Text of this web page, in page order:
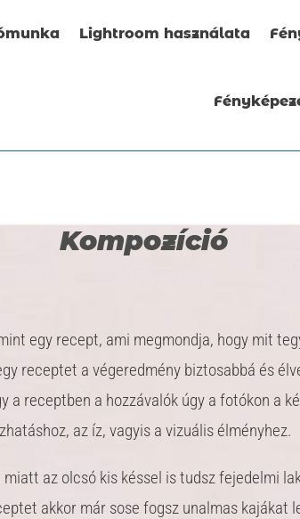
Lightroom használata
Kompozíció
egy recept, ami megmondja, hogy mit
receptet a végeredmény biztosabbá és
a receptben a hozzávalók úgy a fotókon a
az íz, vagyis a vizuális élményhez.
miatt az olcsó kis késsel is tudsz fejedelmi
akkor már sose fogsz unalmas kajákat